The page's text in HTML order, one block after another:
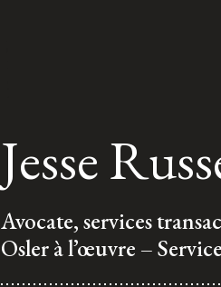
Jesse
Avocate, services
Osler à l’œuvre –